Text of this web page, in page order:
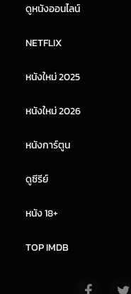
ดูหนังออนไลน์
หนังจีน
NETFLIX
หนังใหม่ 2025
หนังใหม่ 2026
หนังการ์ตูน
ดูซีรีย์
หนัง 18+
TOP IMDB